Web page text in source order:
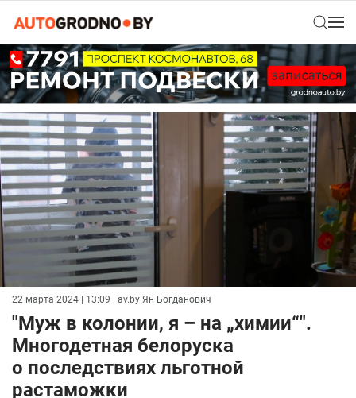
22 марта 2024 | 13:09 | av.by Ян Богданович
"Муж в колонии, я – на „химии“".
Многодетная белоруска
о последствиях льготной
растаможки